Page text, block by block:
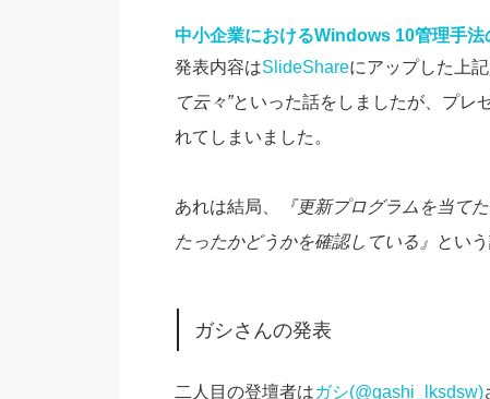
中小企業におけるWindows 10管理手法
発表内容はSlideShareにアップした上
て云々”といった話をしましたが、プレ
れてしまいました。
あれは結局、
『更新プログラムを当て
たったかどうかを確認している』 とい
ガシさんの発表
二人目の登壇者はガシ(@gashi_lksdsw)